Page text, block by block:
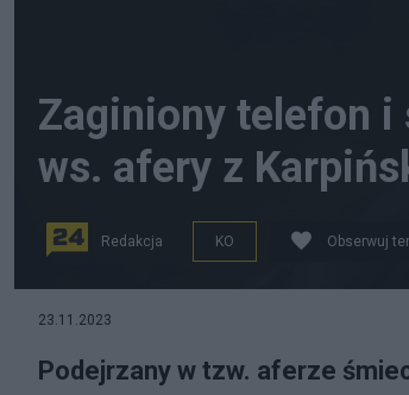
Zaginiony telefon i
ws. afery z
Redakcja KO Obserwuj
23.11.2023
Podejrzany w tzw. aferze